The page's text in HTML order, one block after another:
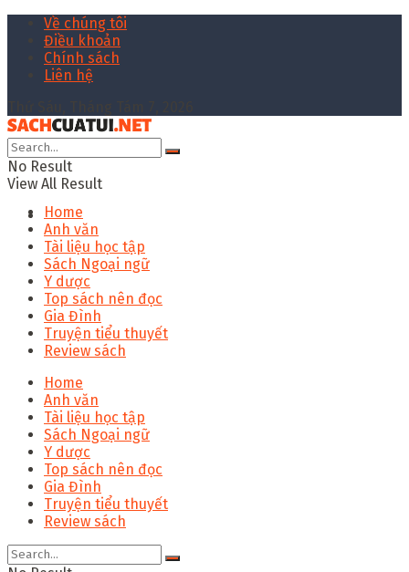
Về chúng tôi
Điều khoản
Chính sách
Liên hệ
No Result
View All Result
Home
Anh văn
Tài liệu học tập
Sách Ngoại ngữ
Y dược
Top sách nên đọc
Gia Đình
Truyện tiểu thuyết
Review sách
Home
Anh văn
Tài liệu học tập
Sách Ngoại ngữ
Y dược
Top sách nên đọc
Gia Đình
Truyện tiểu thuyết
Review sách